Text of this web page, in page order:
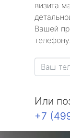
визита
Вашей
телефону.
Или
+7